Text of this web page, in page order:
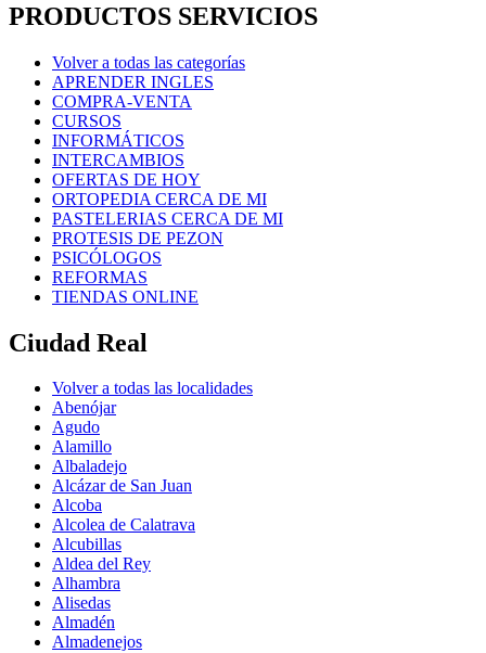
PRODUCTOS SERVICIOS
Volver a todas las categorías
APRENDER INGLES
COMPRA-VENTA
CURSOS
INFORMÁTICOS
INTERCAMBIOS
OFERTAS DE HOY
ORTOPEDIA CERCA DE MI
PASTELERIAS CERCA DE MI
PROTESIS DE PEZON
PSICÓLOGOS
REFORMAS
TIENDAS ONLINE
Ciudad Real
Volver a todas las localidades
Abenójar
Agudo
Alamillo
Albaladejo
Alcázar de San Juan
Alcoba
Alcolea de Calatrava
Alcubillas
Aldea del Rey
Alhambra
Alisedas
Almadén
Almadenejos